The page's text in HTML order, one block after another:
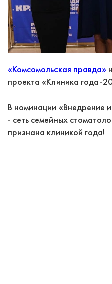
«Комсомольская правда»
проекта «Клиника года-
В номинации «Внедрение
- сеть семейных
признана клиникой года!